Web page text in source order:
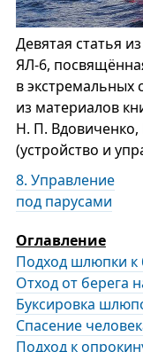
Девятая статья
ЯЛ-6,
в экстремальных
из материалов
Н. П.
(устройство и
8. Управление
под парусами
Оглавление
Подход шлюпки к
Отход от берега
Буксировка
Спасение
Подход к